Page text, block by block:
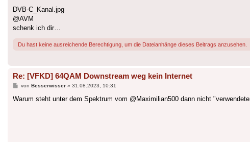
DVB-C_Kanal.jpg
@AVM
schenk ich dir…
Du hast keine ausreichende Berechtigung, um die Dateianhänge dieses Beitrags anzusehen.
Re: [VFKD] 64QAM Downstream weg kein Internet
Beitrag
von Besserwisser» 31.08.2023, 10:31
Warum steht unter dem Spektrum vom @Maximilian500 dann nicht